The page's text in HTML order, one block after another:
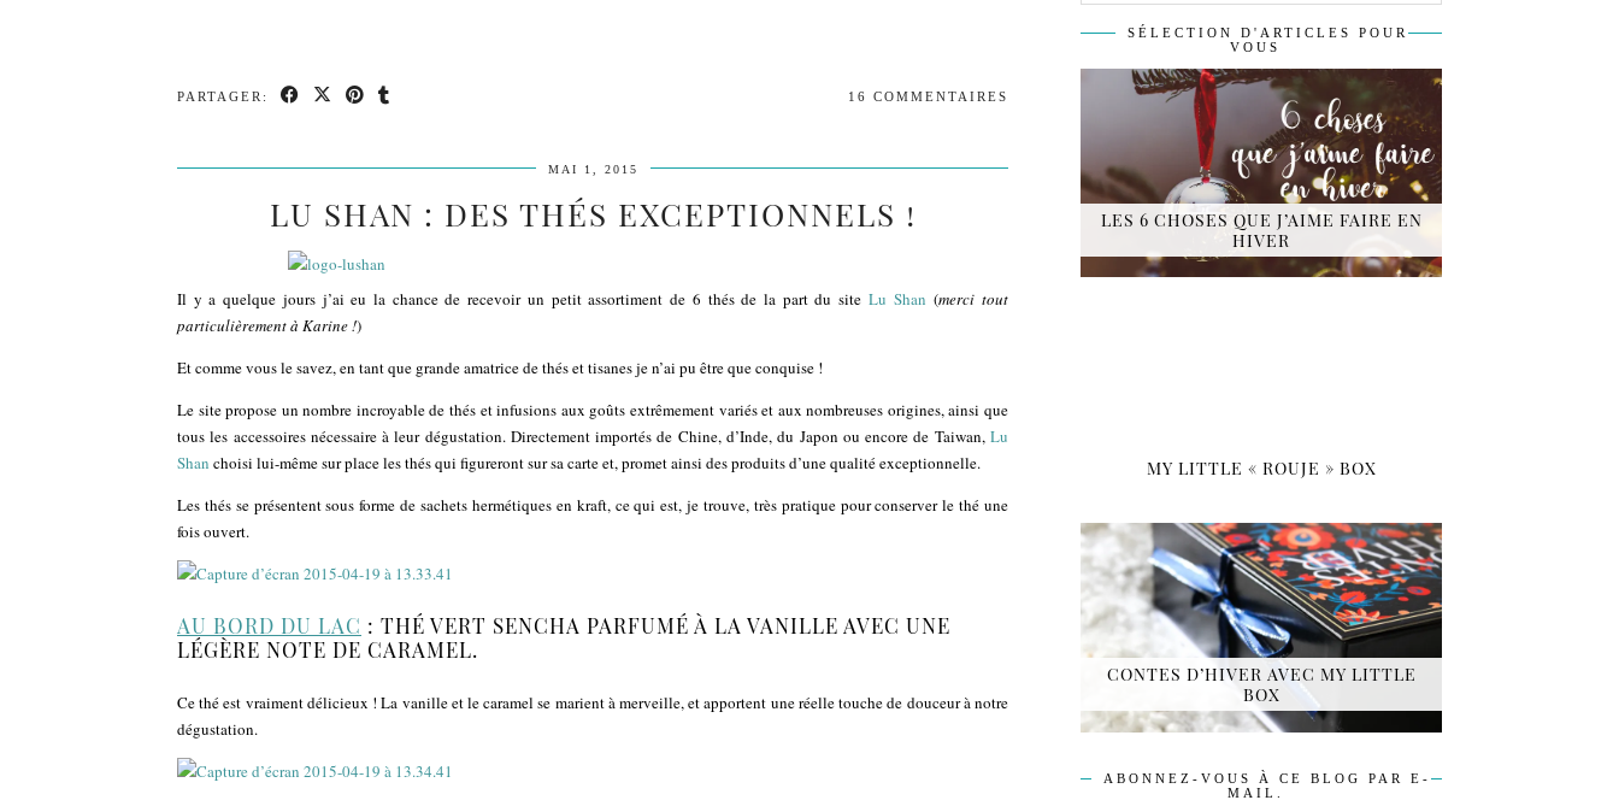
PARTAGER: 16 COMMENTAIRES
MAI 1, 2015
LU SHAN : DES THÉS EXCEPTIONNELS !
Il y a quelque jours j’ai eu la chance de recevoir un petit assortiment de 6 thés de la part du site Lu Shan (merci tout
particulièrement à Karine !)
Et comme vous le savez, en tant que grande amatrice de thés et tisanes je n’ai pu être que conquise !
Le site propose un nombre incroyable de thés et infusions aux goûts extrêmement variés et aux nombreuses origines, ainsi que
tous les accessoires nécessaire à leur dégustation. Directement importés de Chine, d’Inde, du Japon ou encore de Taiwan, Lu
Shan choisi lui-même sur place les thés qui figureront sur sa carte et, promet ainsi des produits d’une qualité exceptionnelle.
Les thés se présentent sous forme de sachets hermétiques en kraft, ce qui est, je trouve, très pratique pour conserver le thé une
fois ouvert.
AU BORD DU LAC : THÉ VERT SENCHA PARFUMÉ À LA VANILLE AVEC UNE
LÉGÈRE NOTE DE CARAMEL.
Ce thé est vraiment délicieux ! La vanille et le caramel se marient à merveille, et apportent une réelle touche de douceur à notre
dégustation.
SÉLECTION D'ARTICLES POUR
VOUS
LES 6 CHOSES QUE J’AIME FAIRE EN
HIVER
MY LITTLE « ROUJE » BOX
CONTES D’HIVER AVEC MY LITTLE
BOX
ABONNEZ-VOUS À CE BLOG PAR E-
MAIL.